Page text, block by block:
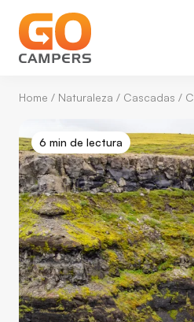
Home / Naturaleza / Cascadas /
6 min de lectura